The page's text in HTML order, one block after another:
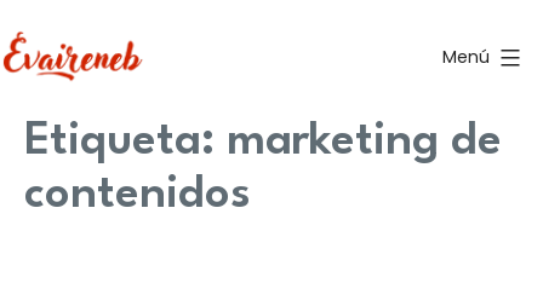
al
contenido
Menú
Etiqueta: marketing de
contenidos